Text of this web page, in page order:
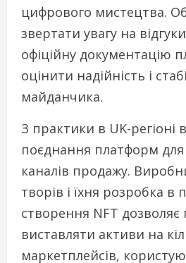
цифрового мистецтва.
звертати увагу на
офіційну документацію
оцінити надійність і
майданчика.
З практики в UK-регіоні
поєднання платформ
каналів продажу.
творів і їхня розробка в
створення NFT дозволяє
виставляти активи на
маркетплейсів,